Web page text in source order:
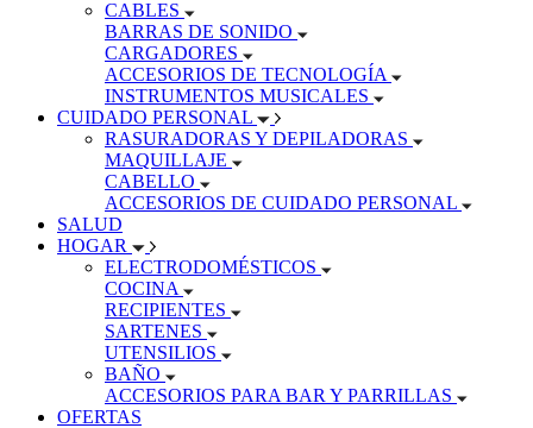
CABLES
BARRAS DE SONIDO
CARGADORES
ACCESORIOS DE TECNOLOGÍA
INSTRUMENTOS MUSICALES
CUIDADO PERSONAL
RASURADORAS Y DEPILADORAS
MAQUILLAJE
CABELLO
ACCESORIOS DE CUIDADO PERSONAL
SALUD
HOGAR
ELECTRODOMÉSTICOS
COCINA
RECIPIENTES
SARTENES
UTENSILIOS
BAÑO
ACCESORIOS PARA BAR Y PARRILLAS
OFERTAS